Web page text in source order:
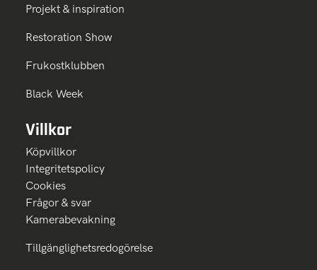
Projekt & inspiration
Restoration Show
Frukostklubben
Black Week
Villkor
Köpvillkor
Integritetspolicy
Cookies
Frågor & svar
Kamerabevakning
Tillgänglighetsredogörelse